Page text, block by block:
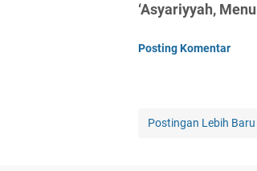
‘Asyariyyah,
Posting Komentar
Postingan Lebih Baru